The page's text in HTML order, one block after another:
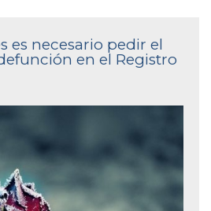
es necesario pedir el
en el Registro